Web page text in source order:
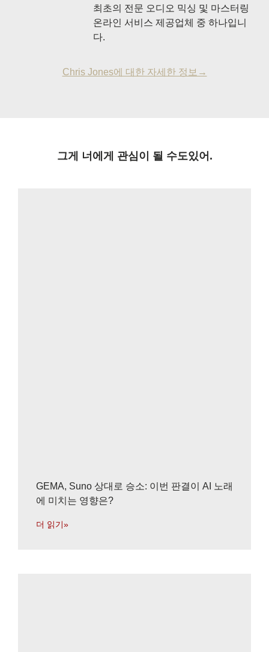
최초의 전문 오디오 믹싱 및 마스터링
온라인 서비스 제공업체 중 하나입니
다.
Chris Jones에 대한 자세한 정보→
그게 너에게 관심이 될 수도있어.
GEMA, Suno 상대로 승소: 이번 판결이 AI 노래
에 미치는 영향은?
더 읽기»